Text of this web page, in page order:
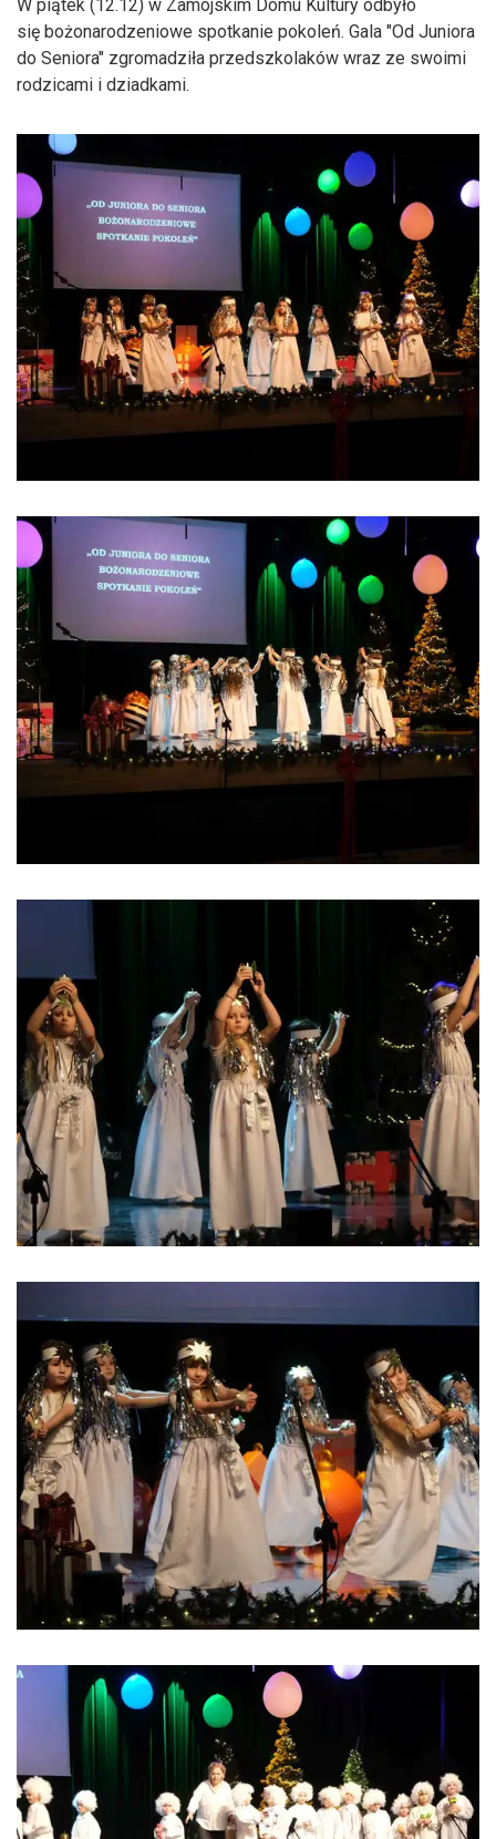
W piątek (12.12) w Zamojskim Domu Kultury odbyło
się bożonarodzeniowe spotkanie pokoleń. Gala "Od Juniora
do Seniora" zgromadziła przedszkolaków wraz ze swoimi
rodzicami i dziadkami.